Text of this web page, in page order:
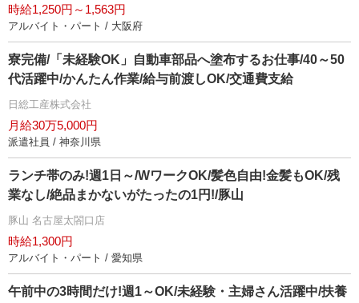
時給1,250円～1,563円
アルバイト・パート / 大阪府
寮完備/「未経験OK」自動車部品へ塗布するお仕事/40～50
代活躍中/かんたん作業/給与前渡しOK/交通費支給
日総工産株式会社
月給30万5,000円
派遣社員 / 神奈川県
ランチ帯のみ!週1日～/WワークOK/髪色自由!金髪もOK/残
業なし/絶品まかないがたったの1円!/豚山
豚山 名古屋太閤口店
時給1,300円
アルバイト・パート / 愛知県
午前中の3時間だけ!週1～OK/未経験・主婦さん活躍中/扶養